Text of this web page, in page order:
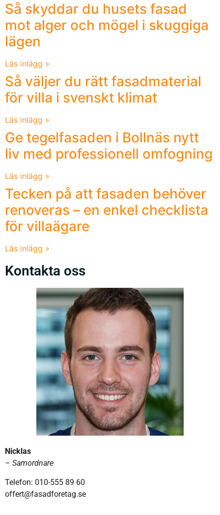
Så skyddar du husets fasad
mot alger och mögel i skuggiga
lägen
Läs inlägg »
Så väljer du rätt fasadmaterial
för villa i svenskt klimat
Läs inlägg »
Ge tegelfasaden i Bollnäs nytt
liv med professionell omfogning
Läs inlägg »
Tecken på att fasaden behöver
renoveras – en enkel checklista
för villaägare
Läs inlägg »
Kontakta oss
Nicklas
– Samordnare
Telefon: 010-555 89 60
offert@fasadforetag.se